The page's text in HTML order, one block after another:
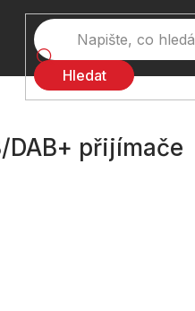
Hledat
DAB+ přijímače